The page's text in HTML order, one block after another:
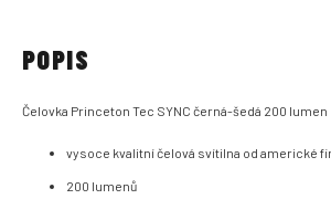
POPIS
Čelovka Princeton Tec SYNC černá-šedá 200 lumen
vysoce kvalitní čelová svítilna od americké
200 lumenů